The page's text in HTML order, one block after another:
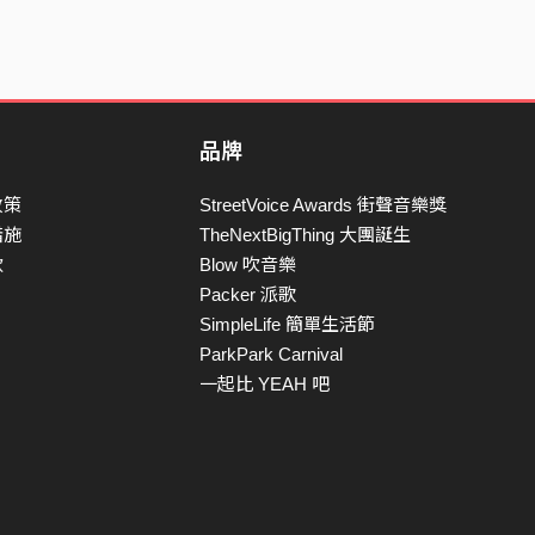
策
施
品牌
StreetVoice Awards 街聲音樂獎
TheNextBigThing 大團誕生
Blow 吹音樂
Packer 派歌
SimpleLife 簡單生活節
ParkPark Carnival
一起比 YEAH 吧